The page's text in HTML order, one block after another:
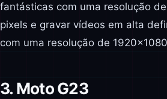
fantásticas com uma resolução
pixels e gravar vídeos em alta
com uma resolução de
3. Moto G23